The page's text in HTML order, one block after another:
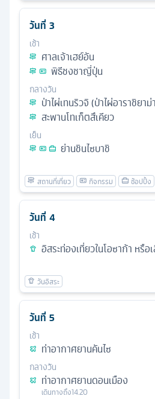
วันที่ 3
เช้า
ศาลเจ้าเฮย์อัน
พิธีชงชาญี่ปุ่น
กลางวัน
ป่าไผ่เทนริวจิ (ป่าไผ่อาราชิยาม่
สะพานโทเก็ตสึเคียว
เย็น
ย่านชินไซบาชิ
วันที่ 4
เช้า
อิสระท่องเที่ยวในโอซาก้า หรือ
วันที่ 5
เช้า
ท่าอากาศยานคันไซ
กลางวัน
ท่าอากาศยานดอนเมือง
เดินทางถึง14.20